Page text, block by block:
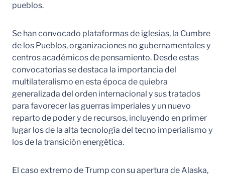
pueblos.
Se han convocado plataformas de iglesias, la Cumbre
de los Pueblos, organizaciones no gubernamentales y
centros académicos de pensamiento. Desde estas
convocatorias se destaca la importancia del
multilateralismo en esta época de quiebra
generalizada del orden internacional y sus tratados
para favorecer las guerras imperiales y un nuevo
reparto de poder y de recursos, incluyendo en primer
lugar los de la alta tecnología del tecno imperialismo y
los de la transición energética.
El caso extremo de Trump con su apertura de Alaska,